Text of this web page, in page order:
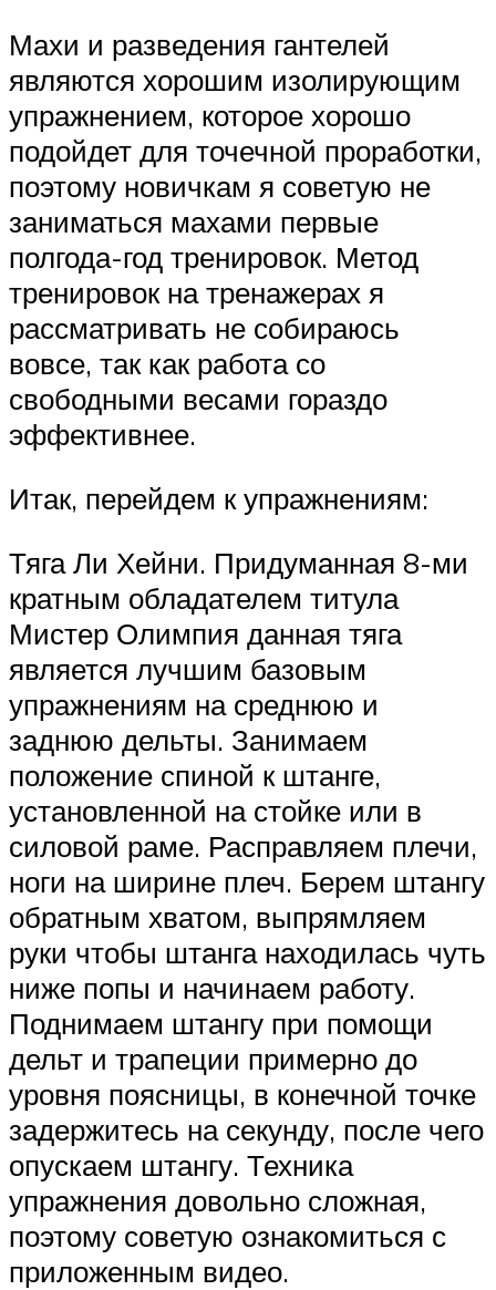
Махи и разведения гантелей
являются хорошим изолирующим
упражнением, которое хорошо
подойдет для точечной проработки,
поэтому новичкам я советую не
заниматься махами первые
полгода-год тренировок. Метод
тренировок на тренажерах я
рассматривать не собираюсь
вовсе, так как работа со
свободными весами гораздо
эффективнее.
Итак, перейдем к упражнениям:
Тяга Ли Хейни. Придуманная 8-ми
кратным обладателем титула
Мистер Олимпия данная тяга
является лучшим базовым
упражнениям на среднюю и
заднюю дельты. Занимаем
положение спиной к штанге,
установленной на стойке или в
силовой раме. Расправляем плечи,
ноги на ширине плеч. Берем штангу
обратным хватом, выпрямляем
руки чтобы штанга находилась чуть
ниже попы и начинаем работу.
Поднимаем штангу при помощи
дельт и трапеции примерно до
уровня поясницы, в конечной точке
задержитесь на секунду, после чего
опускаем штангу. Техника
упражнения довольно сложная,
поэтому советую ознакомиться с
приложенным видео.